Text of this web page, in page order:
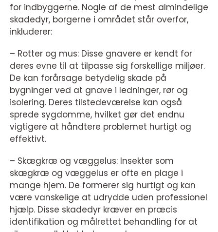
for indbyggerne. Nogle af de mest almindelige
skadedyr, borgerne i området står overfor,
inkluderer:
– Rotter og mus: Disse gnavere er kendt for
deres evne til at tilpasse sig forskellige miljøer.
De kan forårsage betydelig skade på
bygninger ved at gnave i ledninger, rør og
isolering. Deres tilstedeværelse kan også
sprede sygdomme, hvilket gør det endnu
vigtigere at håndtere problemet hurtigt og
effektivt.
– Skægkræ og væggelus: Insekter som
skægkræ og væggelus er ofte en plage i
mange hjem. De formerer sig hurtigt og kan
være vanskelige at udrydde uden professionel
hjælp. Disse skadedyr kræver en præcis
identifikation og målrettet behandling for at